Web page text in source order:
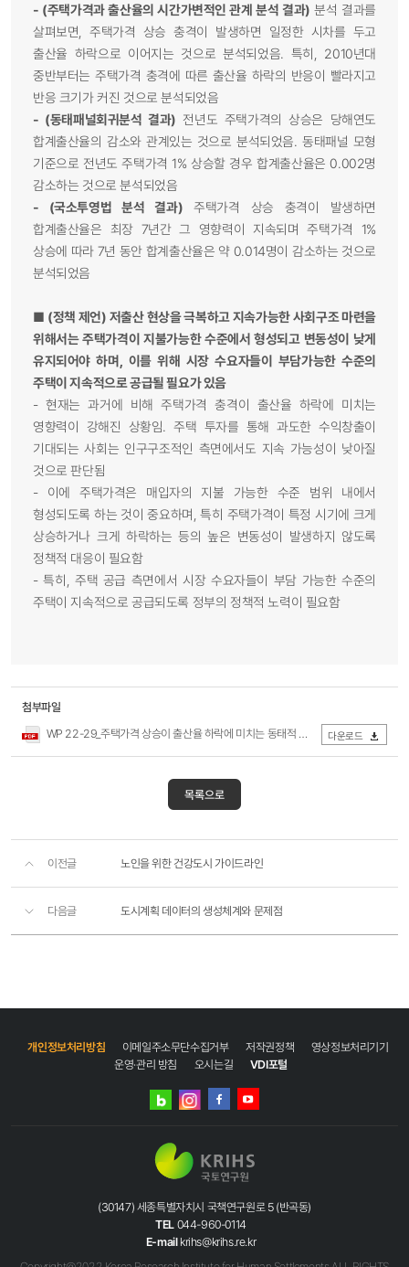
- (주택가격과 출산율의 시간가변적인 관계 분석 결과) 분석 결과를
살펴보면, 주택가격 상승 충격이 발생하면 일정한 시차를 두고
출산율 하락으로 이어지는 것으로 분석되었음. 특히, 2010년대
중반부터는 주택가격 충격에 따른 출산율 하락의 반응이 빨라지고
반응 크기가 커진 것으로 분석되었음
- (동태패널회귀분석 결과) 전년도 주택가격의 상승은 당해연도
합계출산율의 감소와 관계있는 것으로 분석되었음. 동태패널 모형
기준으로 전년도 주택가격 1% 상승할 경우 합계출산율은 0.002명
감소하는 것으로 분석되었음
- (국소투영법 분석 결과) 주택가격 상승 충격이 발생하면
합계출산율은 최장 7년간 그 영향력이 지속되며 주택가격 1%
상승에 따라 7년 동안 합계출산율은 약 0.014명이 감소하는 것으로
분석되었음
■ (정책 제언) 저출산 현상을 극복하고 지속가능한 사회구조 마련을
위해서는 주택가격이 지불가능한 수준에서 형성되고 변동성이 낮게
유지되어야 하며, 이를 위해 시장 수요자들이 부담가능한 수준의
주택이 지속적으로 공급될 필요가 있음
-현재는 과거에 비해 주택가격 충격이 출산율 하락에 미치는
영향력이 강해진 상황임. 주택 투자를 통해 과도한 수익창출이
기대되는 사회는 인구구조적인 측면에서도 지속 가능성이 낮아질
것으로 판단됨
- 이에 주택가격은 매입자의 지불 가능한 수준 범위 내에서
형성되도록 하는 것이 중요하며, 특히 주택가격이 특정 시기에 크게
상승하거나 크게 하락하는 등의 높은 변동성이 발생하지 않도록
정책적 대응이 필요함
- 특히, 주택 공급 측면에서 시장 수요자들이 부담 가능한 수준의
주택이 지속적으로 공급되도록 정부의 정책적 노력이 필요함
첨부파일
WP 22-29_주택가격 상승이 출산율 하락에 미치는 동태적 영향 연구.pdf
다운로드
목록으로
이전글 노인을 위한 건강도시 가이드라인
다음글 도시계획 데이터의 생성체계와 문제점
개인정보처리방침 이메일주소무단수집거부 저작권정책
영상정보처리기기
운영·관리 방침
오시는길 VDI포털
네이버
인스타그램
(30147) 세종특별자치시 국책연구원로 5 (반곡동)
TEL 044-960-0114
E-mail krihs@krihs.re.kr